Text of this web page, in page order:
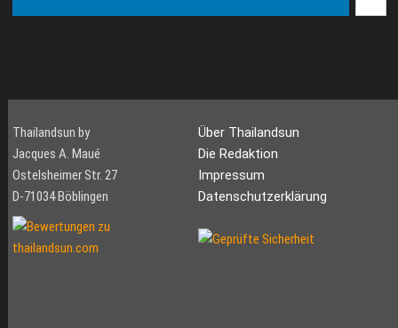
Thailandsun by
Jacques A. Maué
Ostelsheimer Str. 27
D-71034 Böblingen
Über Thailandsun
Die Redaktion
Impressum
Datenschutzerklärung